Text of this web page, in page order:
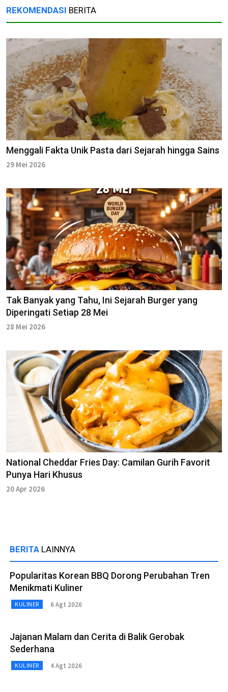
REKOMENDASI BERITA
Menggali Fakta Unik Pasta dari Sejarah hingga Sains
29 Mei 2026
Tak Banyak yang Tahu, Ini Sejarah Burger yang
Diperingati Setiap 28 Mei
28 Mei 2026
National Cheddar Fries Day: Camilan Gurih Favorit
Punya Hari Khusus
20 Apr 2026
BERITA LAINNYA
Popularitas Korean BBQ Dorong Perubahan Tren
Menikmati Kuliner
KULINER 6 Agt 2026
Jajanan Malam dan Cerita di Balik Gerobak
Sederhana
KULINER 4 Agt 2026